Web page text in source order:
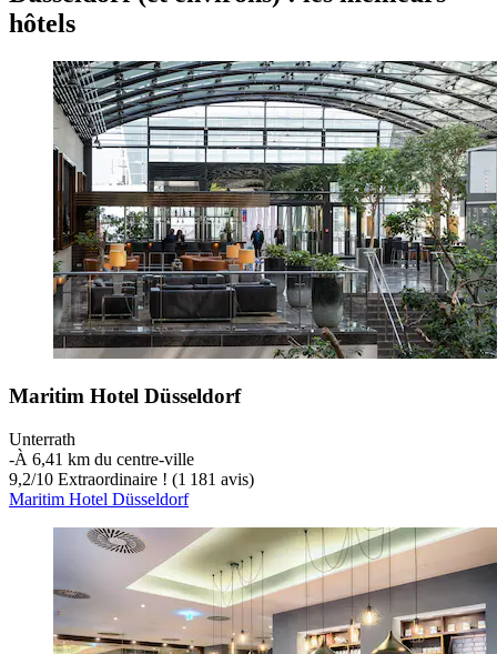
hôtels
Maritim Hotel Düsseldorf
Unterrath
‐À 6,41 km du centre-ville
9,2/10 Extraordinaire ! (1 181 avis)
Maritim Hotel Düsseldorf